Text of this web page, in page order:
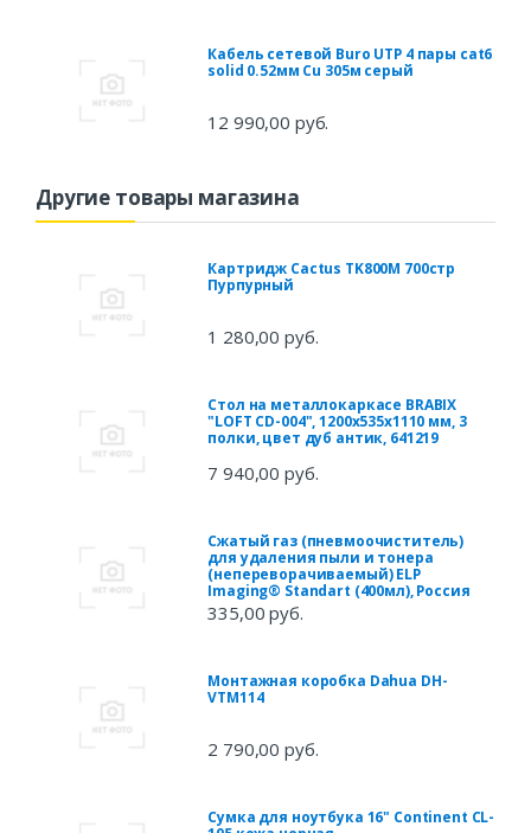
Кабель сетевой Buro UTP 4 пары cat6
solid 0.52мм Cu 305м серый
12 990,00 руб.
Другие товары магазина
Картридж Cactus TK800M 700стр
Пурпурный
1 280,00 руб.
Стол на металлокаркасе BRABIX
"LOFT CD-004", 1200х535х1110 мм, 3
полки, цвет дуб антик, 641219
7 940,00 руб.
Сжатый газ (пневмоочиститель)
для удаления пыли и тонера
(непереворачиваемый) ELP
Imaging® Standart (400мл), Россия
335,00 руб.
Монтажная коробка Dahua DH-
VTM114
2 790,00 руб.
Сумка для ноутбука 16" Continent CL-